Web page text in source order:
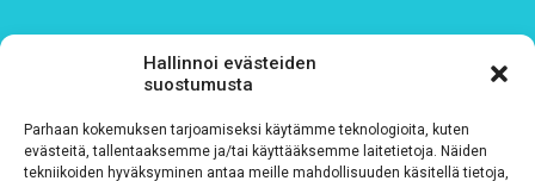
Hallinnoi evästeiden
suostumusta
Parhaan kokemuksen tarjoamiseksi käytämme teknologioita, kuten
evästeitä, tallentaaksemme ja/tai käyttääksemme laitetietoja. Näiden
tekniikoiden hyväksyminen antaa meille mahdollisuuden käsitellä tietoja,
Tietosuojaseloste